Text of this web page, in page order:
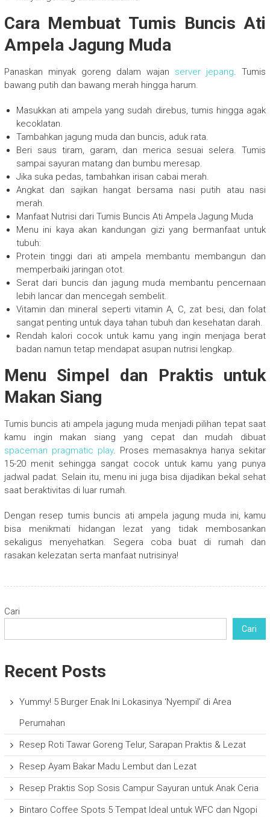
Cara Membuat Tumis Buncis Ati
Ampela Jagung Muda
Panaskan minyak goreng dalam wajan server jepang. Tumis
bawang putih dan bawang merah hingga harum.
Masukkan ati ampela yang sudah direbus, tumis hingga agak
kecoklatan.
Tambahkan jagung muda dan buncis, aduk rata.
Beri saus tiram, garam, dan merica sesuai selera. Tumis
sampai sayuran matang dan bumbu meresap.
Jika suka pedas, tambahkan irisan cabai merah.
Angkat dan sajikan hangat bersama nasi putih atau nasi
merah.
Manfaat Nutrisi dari Tumis Buncis Ati Ampela Jagung Muda
Menu ini kaya akan kandungan gizi yang bermanfaat untuk
tubuh:
Protein tinggi dari ati ampela membantu membangun dan
memperbaiki jaringan otot.
Serat dari buncis dan jagung muda membantu pencernaan
lebih lancar dan mencegah sembelit.
Vitamin dan mineral seperti vitamin A, C, zat besi, dan folat
sangat penting untuk daya tahan tubuh dan kesehatan darah.
Rendah kalori cocok untuk kamu yang ingin menjaga berat
badan namun tetap mendapat asupan nutrisi lengkap.
Menu Simpel dan Praktis untuk
Makan Siang
Tumis buncis ati ampela jagung muda menjadi pilihan tepat saat
kamu ingin makan siang yang cepat dan mudah dibuat
spaceman pragmatic play. Proses memasaknya hanya sekitar
15-20 menit sehingga sangat cocok untuk kamu yang punya
jadwal padat. Selain itu, menu ini juga bisa dijadikan bekal sehat
saat beraktivitas di luar rumah.
Dengan resep tumis buncis ati ampela jagung muda ini, kamu
bisa menikmati hidangan lezat yang tidak membosankan
sekaligus menyehatkan. Segera coba buat di rumah dan
rasakan kelezatan serta manfaat nutrisinya!
Cari
Cari
Recent Posts
Yummy! 5 Burger Enak Ini Lokasinya ‘Nyempil’ di Area
Perumahan
Resep Roti Tawar Goreng Telur, Sarapan Praktis & Lezat
Resep Ayam Bakar Madu Lembut dan Lezat
Resep Praktis Sop Sosis Campur Sayuran untuk Anak Ceria
Bintaro Coffee Spots 5 Tempat Ideal untuk WFC dan Ngopi